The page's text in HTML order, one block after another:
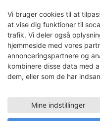
Vi bruger cookies til at
at vise dig funktioner til
trafik. Vi deler også
hjemmeside med vores
annonceringspartnere og
kombinere disse data med
dem, eller som de har
Mine indstillinger